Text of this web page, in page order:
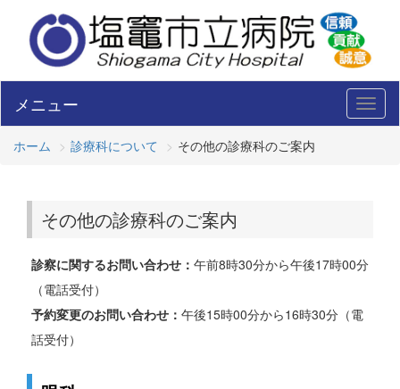
メニュー
ホーム 診療科について その他の診療科のご案内
その他の診療科のご案内
診察に関するお問い合わせ： 午前8時30分から午後17時00分
（電話受付）
予約変更のお問い合わせ： 午後15時00分から16時30分（電
話受付）